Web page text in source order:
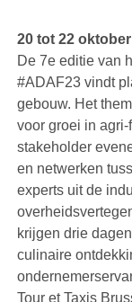
20 tot 22 oktober
De 7e editie van
#ADAF23 vindt
gebouw. Het
voor groei in
stakeholder
en netwerken
experts uit de
krijgen drie
culinaire
Tour et Taxis